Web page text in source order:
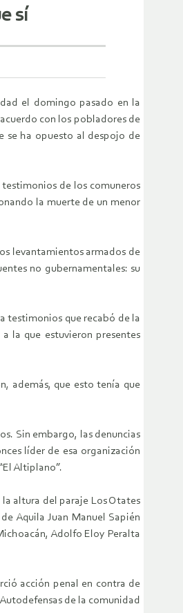
sí
el domingo pasado en la
con los pobladores de
se ha opuesto al despojo de
de los comuneros
la muerte de un menor
levantamientos armados de
no gubernamentales: su
testimonios que recabó de la
la que estuvieron presentes
además, que esto tenía que
Sin embargo, las denuncias
líder de esa organización
Altiplano”.
altura del paraje Los Otates
Aquila Juan Manuel Sapién
Adolfo Eloy Peralta
acción penal en contra de
de la comunidad